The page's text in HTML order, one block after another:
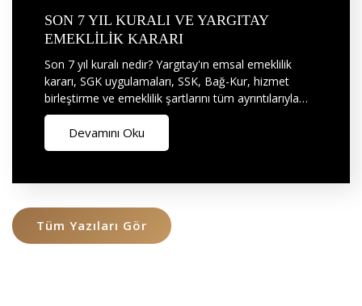
SON 7 YIL KURALI VE YARGITAY
EMEKLİLİK KARARI
Son 7 yıl kuralı nedir? Yargıtay'ın emsal emeklilik
kararı, SGK uygulamaları, SSK, Bağ-Kur, hizmet
birleştirme ve emeklilik şartlarını tüm ayrıntılarıyla…
Devamını Oku
Tüm Yazıları Gör